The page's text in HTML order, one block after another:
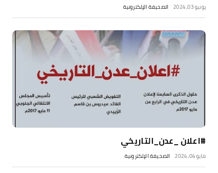
يونيو 03, 2024 الصحيفة الإلكترونية
#اعلان _عدن_التاريخي
مايو 04, 2024 الصحيفة الإلكترونية